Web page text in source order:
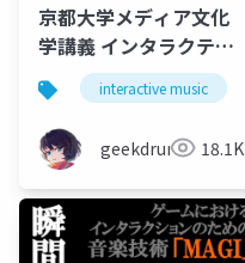
京都大学メディア文化
学講義 インタラクティ
ブミュージックの理論
と実践
interactive music
geekdrums 18.1K